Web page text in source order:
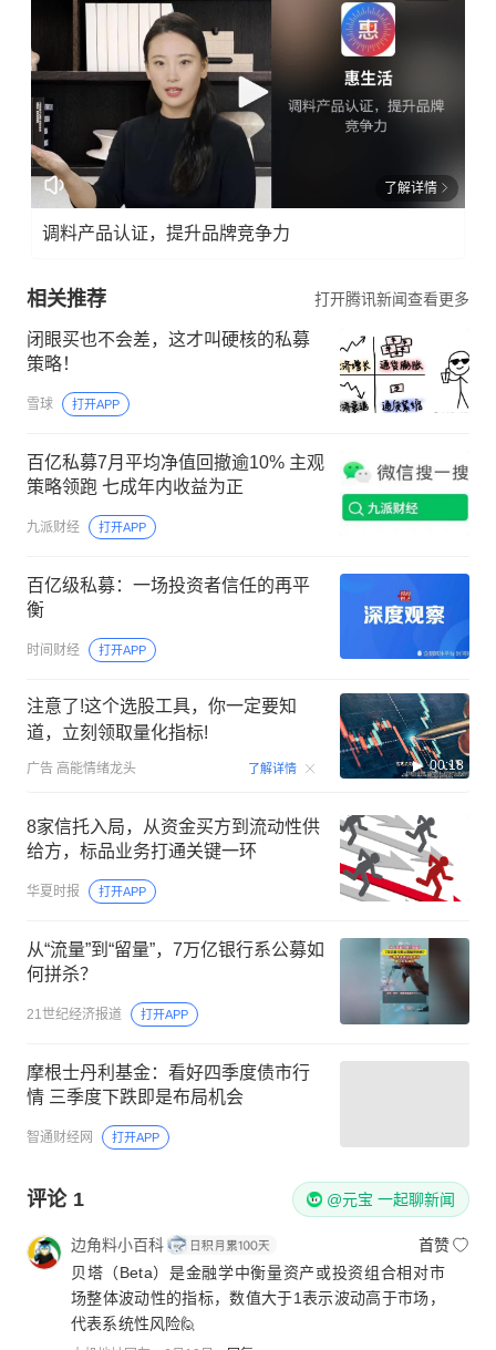
了解详情
调料产品认证，提升品牌竞争力
相关推荐 打开腾讯新闻查看更多
闭眼买也不会差，这才叫硬核的私募
策略！
雪球 打开APP
百亿私募7月平均净值回撤逾10% 主观
策略领跑 七成年内收益为正
九派财经 打开APP
百亿级私募：一场投资者信任的再平
衡
时间财经 打开APP
注意了!这个选股工具，你一定要知
道，立刻领取量化指标!
广告 高能情绪龙头 了解详情 00:18
8家信托入局，从资金买方到流动性供
给方，标品业务打通关键一环
华夏时报 打开APP
从“流量”到“留量”，7万亿银行系公募如
何拼杀？
21世纪经济报道 打开APP
摩根士丹利基金：看好四季度债市行
情 三季度下跌即是布局机会
智通财经网 打开APP
评论 1 @元宝 一起聊新闻
边角料小百科
首赞
贝塔（Beta）是金融学中衡量资产或投资组合相对市
场整体波动性的指标，数值大于1表示波动高于市场，
代表系统性风险🙋